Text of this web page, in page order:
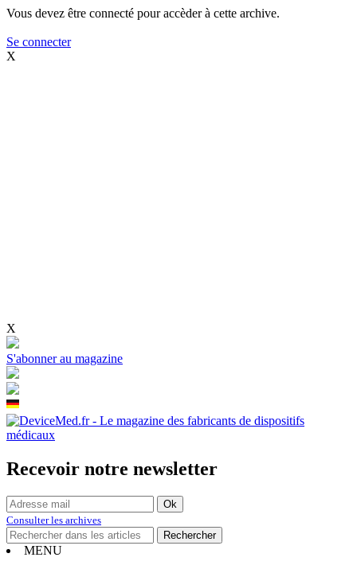
Vous devez être connecté pour accèder à cette archive.
Se connecter
X
X
S'abonner au magazine
Recevoir notre newsletter
Consulter les archives
MENU